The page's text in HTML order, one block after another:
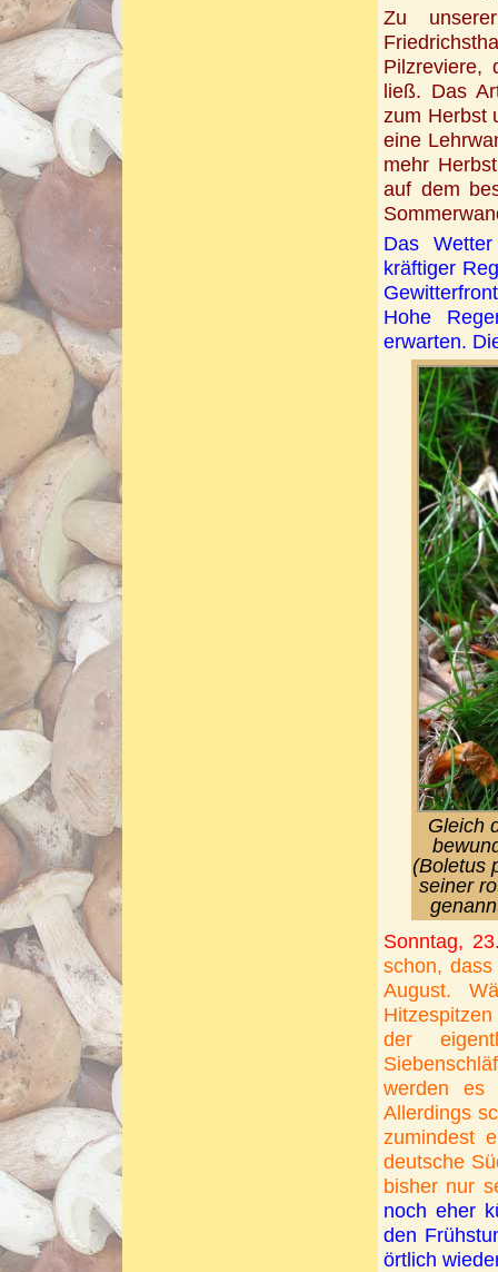
Zu
Pilzreviere,
ließ. Das
zum Herbst
eine
mehr
auf dem
Das
kräftiger
Hohe
erwarten.
Gleich
(Boletus
seiner
Sonntag,
schon,
August.
der
werden es
Allerdings
zumindest
deutsche
bisher nur
noch eher
den
örtlich